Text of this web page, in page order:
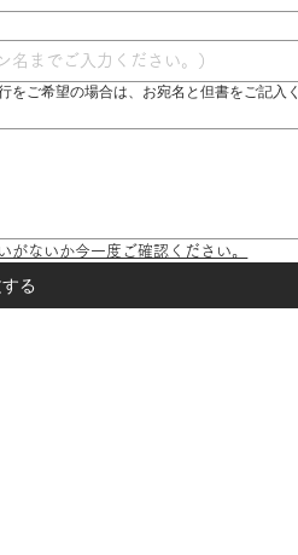
をご希望の場合は、お宛名と但書をご記入く
ないか今一度ご確認ください。
る